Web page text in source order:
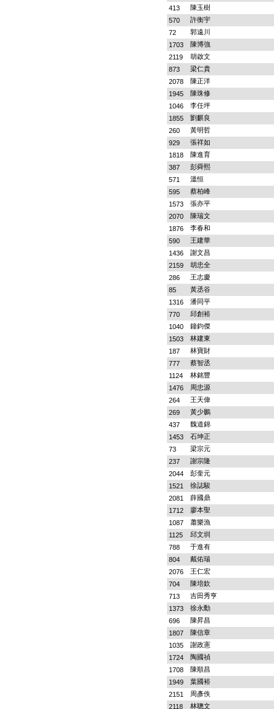
413
陳玉樹
570
許衡宇
72
郭遠川
1703
陳博強
2119
胡啟文
873
梁仁貴
2078
陳正洋
1945
陳珠修
1046
李任坪
1855
劉麒良
260
黃明哲
929
張祥如
1818
陳進育
387
彭舜熙
571
溫恒
595
蔡柏峰
1573
張亦平
2070
陳瑞文
1876
李春和
590
王建華
1436
謝文昌
2159
胡忠全
286
王志慶
85
黃丞谷
1316
潘同平
770
邱創裕
1040
鐘鈞傑
1503
林建東
187
林寶財
777
蔡智丞
1124
林銘豐
1476
周忠源
264
王天偉
269
黃少鵬
437
魏道錦
1453
石坤正
73
梁宗元
237
謝宗隆
2044
彭奎元
1521
徐誌駿
2081
薛國鼎
1712
廖本聖
1087
蕭樂漁
1125
邱文圳
788
于進有
804
戴佑瑞
2076
王仁宏
704
陳培欽
713
吉田秀亨
1373
徐永勳
696
陳昇昌
1807
陳信章
1035
謝政憲
1724
陶國禎
1708
陳順昌
1949
葉國裕
2151
周彥佚
2118
林聰文